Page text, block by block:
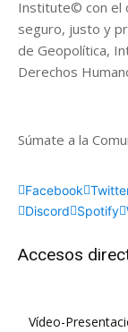
Institute© con el
seguro, justo y
de Geopolítica,
Derechos
Súmate a la
Facebook
Discord Spotify
Accesos
Vídeo-